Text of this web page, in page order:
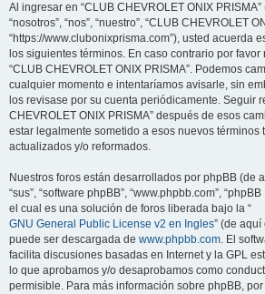
Al ingresar en “CLUB CHEVROLET ONIX
“nosotros”, “nos”, “nuestro”, “CLUB CHEVROLET
“https://www.clubonixprisma.com”), usted acuerda
los siguientes términos. En caso contrario por favor
“CLUB CHEVROLET ONIX PRISMA”. Podemos
cualquier momento e intentaríamos avisarle, sin
los revisase por su cuenta periódicamente. Seguir
CHEVROLET ONIX PRISMA” después de esos
estar legalmente sometido a esos nuevos términos
actualizados y/o reformados.
Nuestros foros están desarrollados por phpBB (de
“sus”, “software phpBB”, “www.phpbb.com”,
el cual es una solución de foros liberada bajo la “
GNU General Public License v2 en Ingles” (de aquí
puede ser descargada de www.phpbb.com. El
facilita discusiones basadas en Internet y la GPL
lo que aprobamos y/o desaprobamos como
permisible. Para más información sobre phpBB,